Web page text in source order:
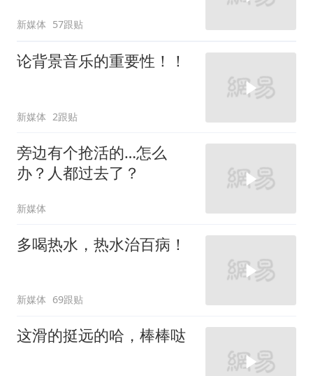
新媒体 57跟贴
论背景音乐的重要性！！
新媒体 2跟贴
旁边有个抢活的…怎么
办？人都过去了？
新媒体
多喝热水，热水治百病！
新媒体 69跟贴
这滑的挺远的哈，棒棒哒